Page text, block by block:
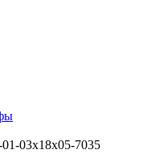
03х18х05-7035